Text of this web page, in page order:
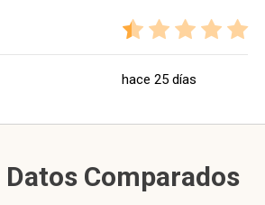
hace 25 días
Comparados